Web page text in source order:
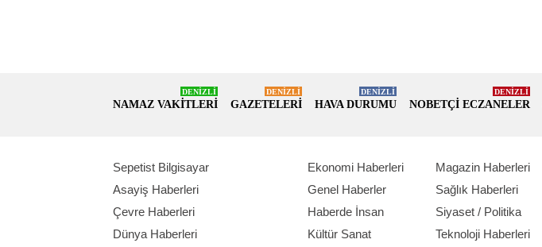
NAMAZ VAKİTLERİ
DENİZLİ
GAZETELERİ
DENİZLİ
HAVA DURUMU
DENİZLİ
NOBETÇİ ECZANELER
DENİZLİ
Sepetist Bilgisayar
Asayiş Haberleri
Çevre Haberleri
Dünya Haberleri
Ekonomi Haberleri
Genel Haberler
Haberde İnsan
Kültür Sanat
Magazin Haberleri
Sağlık Haberleri
Siyaset / Politika
Teknoloji Haberleri